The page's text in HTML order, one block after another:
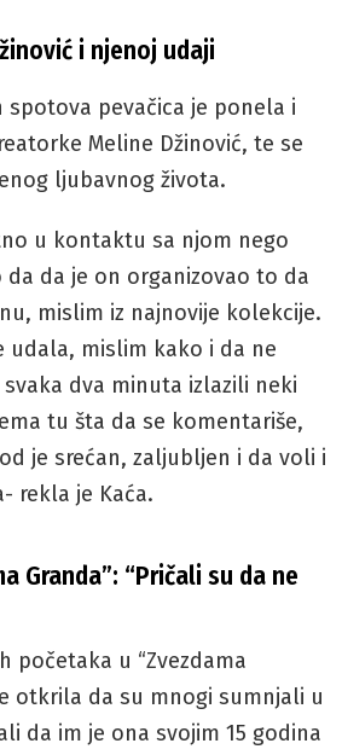
i njenoj udaji
spotova pevačica je ponela i
Meline Džinović, te se
ljubavnog života.
u kontaktu sa njom nego
da je on organizovao to da
mislim iz najnovije kolekcije.
udala, mislim kako i da ne
dva minuta izlazili neki
tu šta da se komentariše,
je srećan, zaljubljen i da voli i
rekla je Kaća.
Granda”: “Pričali su da ne
početaka u “Zvezdama
otkrila da su mnogi sumnjali u
da im je ona svojim 15 godina